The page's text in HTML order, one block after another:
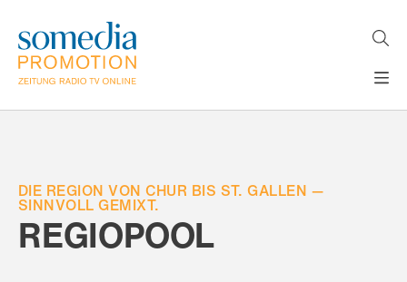
zum
Inhalt
H
AKTUELLES
DIE REGION VON CHUR BIS ST. GALLEN —
SINNVOLL GEMIXT.
REGIOPOOL